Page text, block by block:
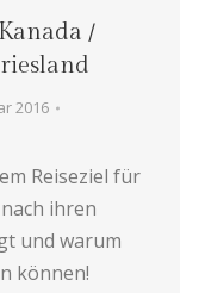
/
2016
Reiseziel für
ihren
und warum
können!